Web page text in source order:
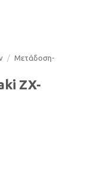
/ Μετάδοση-
ZX-